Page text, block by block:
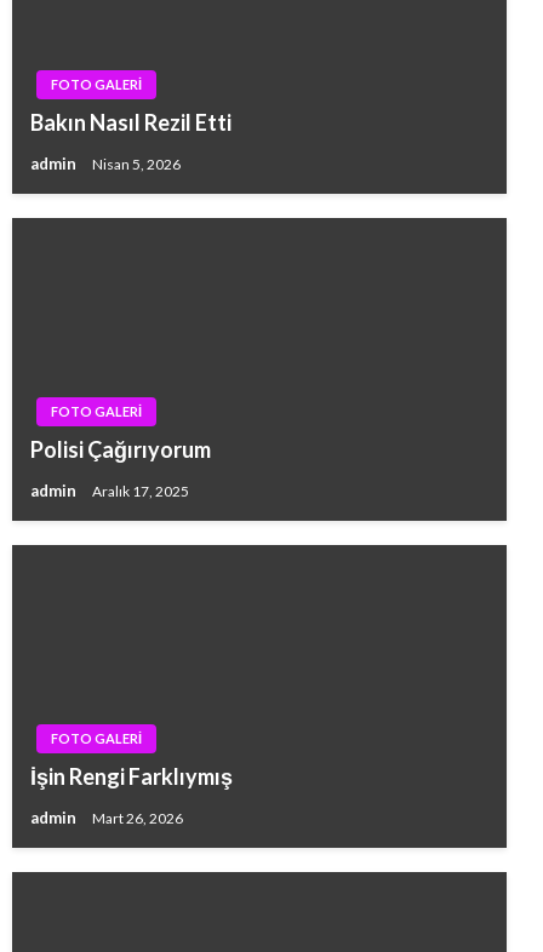
FOTO GALERİ
Bakın Nasıl Rezil Etti
admin Nisan 5, 2026
FOTO GALERİ
Polisi Çağırıyorum
admin Aralık 17, 2025
FOTO GALERİ
İşin Rengi Farklıymış
admin Mart 26, 2026